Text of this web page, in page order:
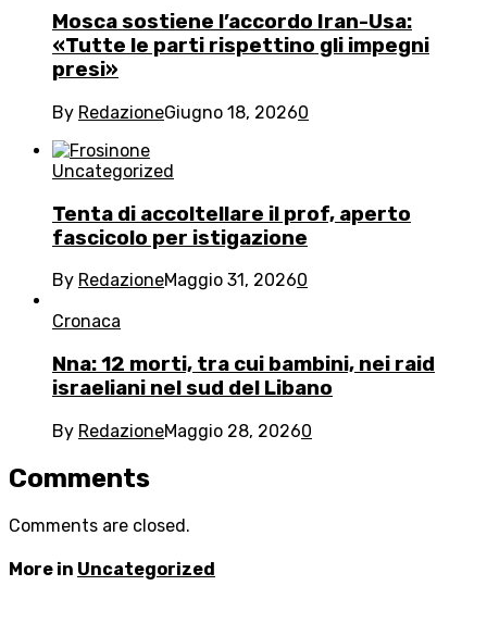
Mosca sostiene l’accordo Iran-Usa:
«Tutte le parti rispettino gli impegni
presi»
By RedazioneGiugno 18, 20260
Uncategorized
Tenta di accoltellare il prof, aperto
fascicolo per istigazione
By RedazioneMaggio 31, 20260
Cronaca
Nna: 12 morti, tra cui bambini, nei raid
israeliani nel sud del Libano
By RedazioneMaggio 28, 20260
Comments
Comments are closed.
More in Uncategorized